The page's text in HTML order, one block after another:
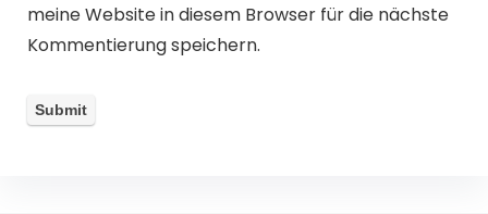
meine Website in diesem Browser für die nächste
Kommentierung speichern.